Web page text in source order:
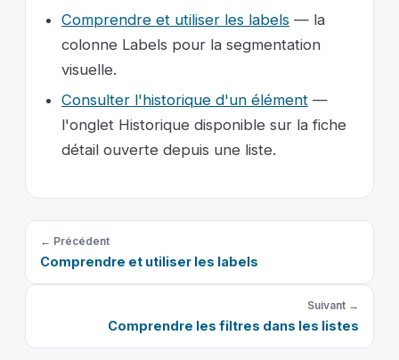
Comprendre et utiliser les labels — la
colonne Labels pour la segmentation
visuelle.
Consulter l'historique d'un élément —
l'onglet Historique disponible sur la fiche
détail ouverte depuis une liste.
← Précédent
Comprendre et utiliser les labels
Suivant →
Comprendre les filtres dans les listes